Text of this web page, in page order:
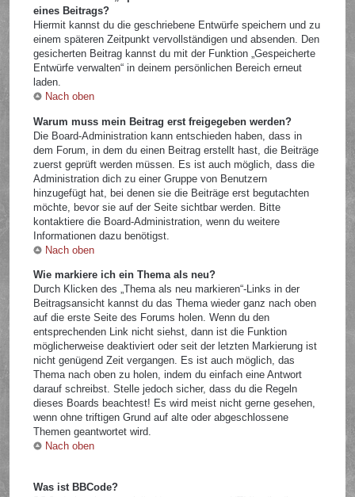
eines Beitrags?
Hiermit kannst du die geschriebene Entwürfe speichern und zu
einem späteren Zeitpunkt vervollständigen und absenden. Den
gesicherten Beitrag kannst du mit der Funktion „Gespeicherte
Entwürfe verwalten“ in deinem persönlichen Bereich erneut
laden.
Nach oben
Warum muss mein Beitrag erst freigegeben werden?
Die Board-Administration kann entschieden haben, dass in
dem Forum, in dem du einen Beitrag erstellt hast, die Beiträge
zuerst geprüft werden müssen. Es ist auch möglich, dass die
Administration dich zu einer Gruppe von Benutzern
hinzugefügt hat, bei denen sie die Beiträge erst begutachten
möchte, bevor sie auf der Seite sichtbar werden. Bitte
kontaktiere die Board-Administration, wenn du weitere
Informationen dazu benötigst.
Nach oben
Wie markiere ich ein Thema als neu?
Durch Klicken des „Thema als neu markieren“-Links in der
Beitragsansicht kannst du das Thema wieder ganz nach oben
auf die erste Seite des Forums holen. Wenn du den
entsprechenden Link nicht siehst, dann ist die Funktion
möglicherweise deaktiviert oder seit der letzten Markierung ist
nicht genügend Zeit vergangen. Es ist auch möglich, das
Thema nach oben zu holen, indem du einfach eine Antwort
darauf schreibst. Stelle jedoch sicher, dass du die Regeln
dieses Boards beachtest! Es wird meist nicht gerne gesehen,
wenn ohne triftigen Grund auf alte oder abgeschlossene
Themen geantwortet wird.
Nach oben
Was ist BBCode?